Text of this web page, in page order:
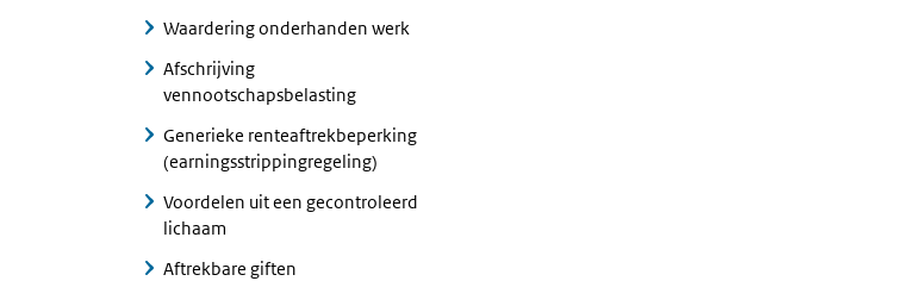
Waardering onderhanden werk
Afschrijving
vennootschapsbelasting
Generieke renteaftrekbeperking
(earningsstrippingregeling)
Voordelen uit een gecontroleerd
lichaam
Aftrekbare giften